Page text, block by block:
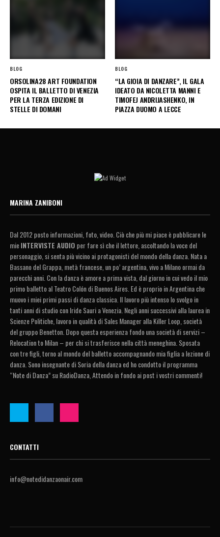
BLOG
ORSOLINA28 ART FOUNDATION
OSPITA IL BALLETTO DI VENEZIA
PER LA TERZA EDIZIONE DI
STELLE DI DOMANI
BLOG
“LA GIOIA DI DANZARE”, IL GALA
IDEATO DA NICOLETTA MANNI E
TIMOFEJ ANDRIJASHENKO, IN
PIAZZA DUOMO A LECCE
MARINA ZANIBONI
Dal 2012 posto informazioni, foto, video. Ciò che più mi piace è pubblicare le
mieINTERVISTE AUDIO per fare sì che il lettore, ascoltando la voce del
personaggio, si senta più vicino ai protagonisti del mondo della danza. Nata a
Bassano del Grappa, metà francese, un po’ argentina, vivo a Milano ormai da
parecchi anni. Con la danza è amore a prima vista, dal giorno in cui vedo il mio
primo balletto al Teatro Colón di Buenos Aires. Ed è proprio in Argentina che
muovo i miei primi passi di danza classica. Il lavoro più intenso lo svolgo in
tanti anni di studio con Iride Sauri a Venezia. Negli anni successivi alla laurea in
Scienze Politiche, lavoro in qualità di Sales Manager alla Killer Loop, società
del gruppo Benetton. Dopo questa esperienza fondo una società di servizi –
Relocation to Milan – per chi si trasferisce nella città meneghina. Sposata
con tre figli, torno al mondo del balletto accompagnando mia figlia a lezione di
danza. Sono insegnante di Soria della danza ed ho condotto il programma
“Note di Danza” su RadioDanza, Attendo in fondo ai post i vostri commenti!
CONTATTI
info@notedidanzaonair.com